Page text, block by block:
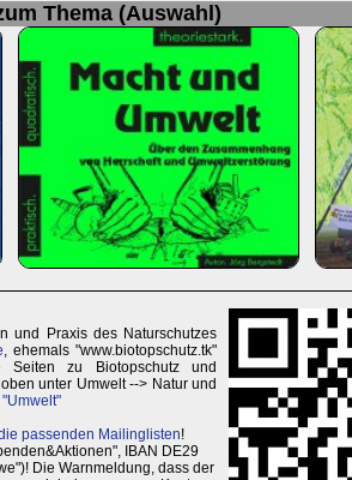
Thema (Auswahl)
und Praxis des Naturschutzes
, ehemals "www.biotopschutz.tk"
Seiten zu Biotopschutz und
unter Umwelt --> Natur und
passenden Mailinglisten!
IBAN DE29
Die Warnmeldung, dass der